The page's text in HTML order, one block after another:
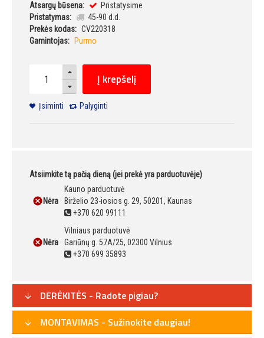
Atsargų būsena:
Pristatysime
Pristatymas:
45-90 d.d.
Prekės kodas: CV220318
Gamintojas:
Purmo
Į krepšelį
Įsiminti Palyginti
Atsiimkite tą pačią dieną (jei prekė yra parduotuvėje)
Nėra
Kauno parduotuvė
Birželio 23-iosios g. 29, 50201, Kaunas
+370 620 99111
Nėra
Vilniaus parduotuvė
Gariūnų g. 57A/25, 02300 Vilnius
+370 699 35893
DERĖKITĖS - Radote pigiau?
MONTAVIMAS - Sužinokite daugiau!